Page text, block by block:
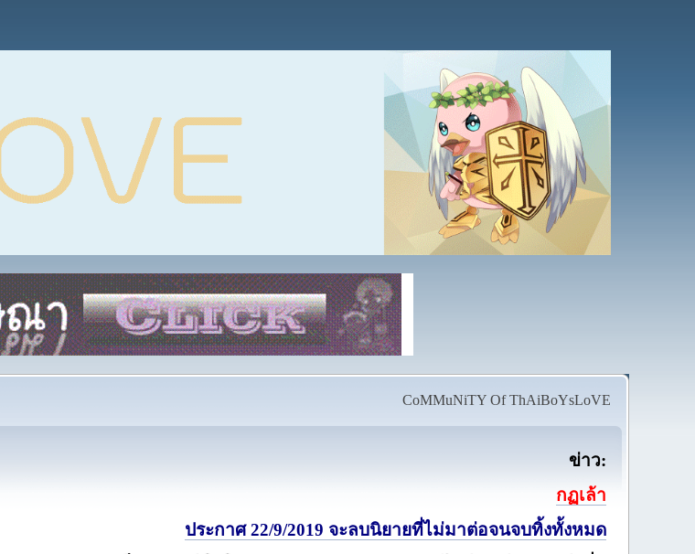
CoMMuNiTY Of ThAiBoYsLoVE
ข่าว:
กฏเล้า
ประกาศ 22/9/2019 จะลบนิยายที่ไม่มาต่อจนจบทิ้งทั้งหมด